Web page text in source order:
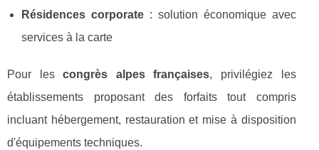
Résidences corporate: solution économique avec
services à la carte
Pour lescongrès alpes françaises, privilégiez les
établissements proposant des forfaits tout compris
incluant hébergement, restauration et mise à disposition
d'équipements techniques.